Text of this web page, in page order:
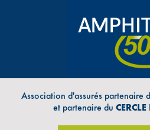
Association d'assurés partenaire
et partenaire du